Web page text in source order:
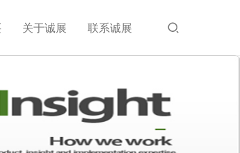
关于诚展 联系诚展